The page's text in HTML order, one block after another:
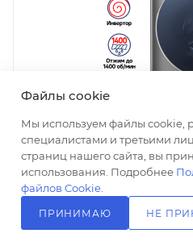
Файлы cookie
Мы используем файлы cookie,
специалистами и третьими
страниц нашего сайта, вы
использования. Подробнее
файлов Cookie
ПРИНИМАЮ НЕ